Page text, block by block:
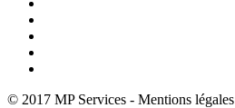
© 2017 MP Services - Mentions légales